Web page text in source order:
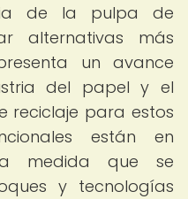
de la pulpa de
alternativas más
un avance
del papel y el
reciclaje para estos
están en
a medida que se
y tecnologías